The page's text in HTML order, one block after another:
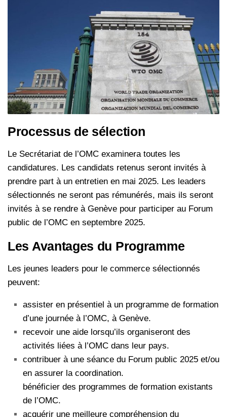
Processus de sélection
Le Secrétariat de l’OMC examinera toutes les
candidatures. Les candidats retenus seront invités à
prendre part à un entretien en mai 2025. Les leaders
sélectionnés ne seront pas rémunérés, mais ils seront
invités à se rendre à Genève pour participer au Forum
public de l’OMC en septembre 2025.
Les Avantages du Programme
Les jeunes leaders pour le commerce sélectionnés
peuvent:
assister en présentiel à un programme de formation
d’une journée à l’OMC, à Genève.
recevoir une aide lorsqu’ils organiseront des
activités liées à l’OMC dans leur pays.
contribuer à une séance du Forum public 2025 et/ou
en assurer la coordination.
bénéficier des programmes de formation existants
de l’OMC.
acquérir une meilleure compréhension du